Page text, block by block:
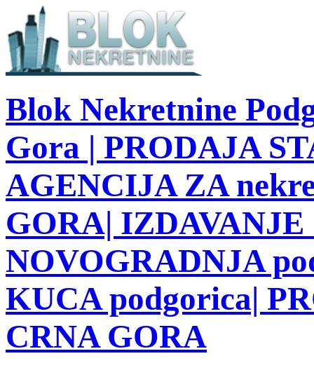
Blok Nekretnine
Gora | PRODAJA
AGENCIJA ZA
GORA| IZDAVANJE
NOVOGRADNJA
KUCA podgorica|
CRNA GORA